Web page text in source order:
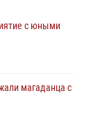
с юными
магаданца с